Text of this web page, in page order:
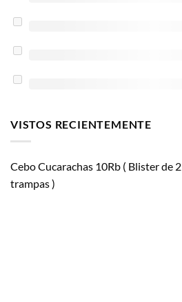
VISTOS RECIENTEMENTE
Cebo Cucarachas 10Rb ( Blister de 2
trampas )